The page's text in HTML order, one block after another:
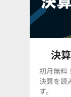
決
初月無料
決算を読
す。